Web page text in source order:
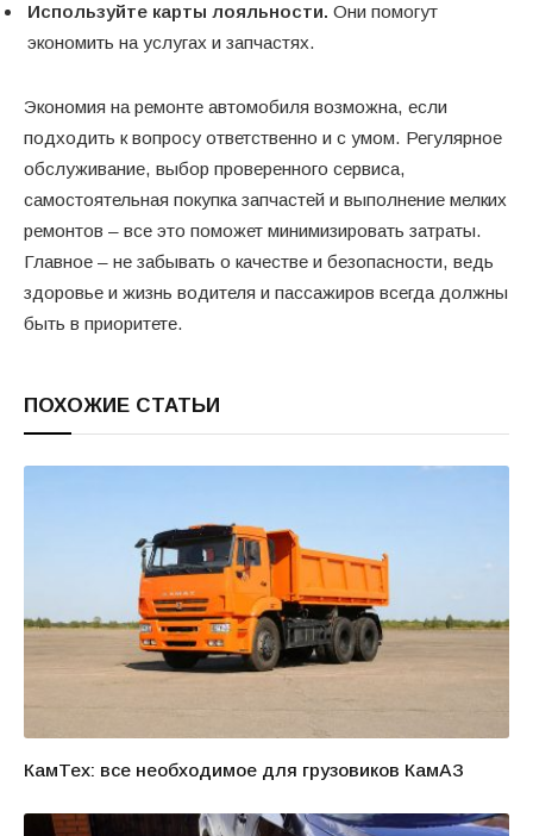
Используйте карты лояльности. Они помогут
экономить на услугах и запчастях.
Экономия на ремонте автомобиля возможна, если
подходить к вопросу ответственно и с умом. Регулярное
обслуживание, выбор проверенного сервиса,
самостоятельная покупка запчастей и выполнение мелких
ремонтов – все это поможет минимизировать затраты.
Главное – не забывать о качестве и безопасности, ведь
здоровье и жизнь водителя и пассажиров всегда должны
быть в приоритете.
ПОХОЖИЕ СТАТЬИ
КамТех: все необходимое для грузовиков КамАЗ